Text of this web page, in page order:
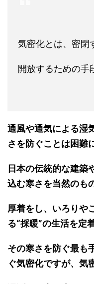
気密化とは、密閉
開放するための手
通風や通気による湿
さを防ぐことは困難
日本の伝統的な建築
込む寒さを当然のも
厚着をし、いろりや
る“採暖”の生活を定
その寒さを防ぐ最も
ぐ気密化ですが、気